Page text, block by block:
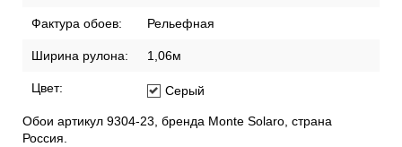
Фактура обоев: Рельефная
Ширина рулона: 1,06м
Цвет: Серый
Обои артикул 9304-23, бренда Monte Solaro, страна
Россия.